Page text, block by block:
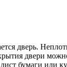
дверь.
двери
бумаги или